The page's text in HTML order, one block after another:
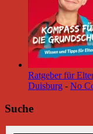
Ratgeber für
Duisburg - No
Suche